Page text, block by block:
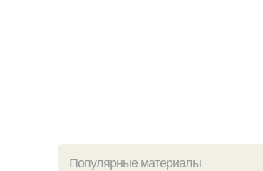
Популярные материалы